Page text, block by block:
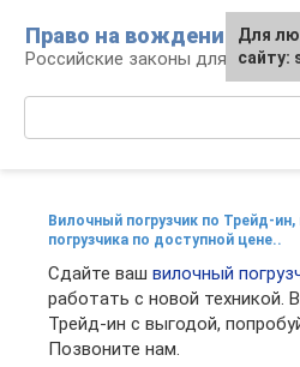
контенту
Право на вождение
Российские законы для
Вилочный погрузчик по Трейд-
погрузчика по доступной цене..
Сдайте ваш вилочный
работать с новой техникой.
Трейд-ин с выгодой,
Позвоните нам.
Для
сайту: